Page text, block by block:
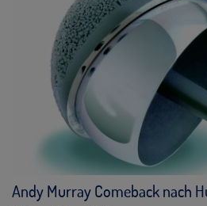
Andy Murray Comeback nach